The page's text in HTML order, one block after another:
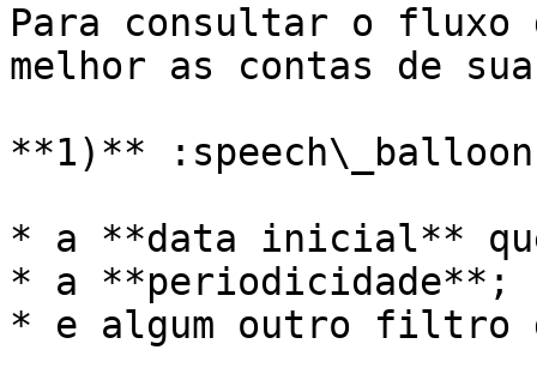
Para consultar o fluxo
melhor as contas de
**1)**
* a **data inicial**
* a **periodicidade**;
* e algum outro filtro